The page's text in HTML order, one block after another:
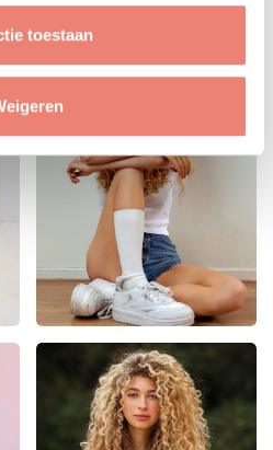
toestaan